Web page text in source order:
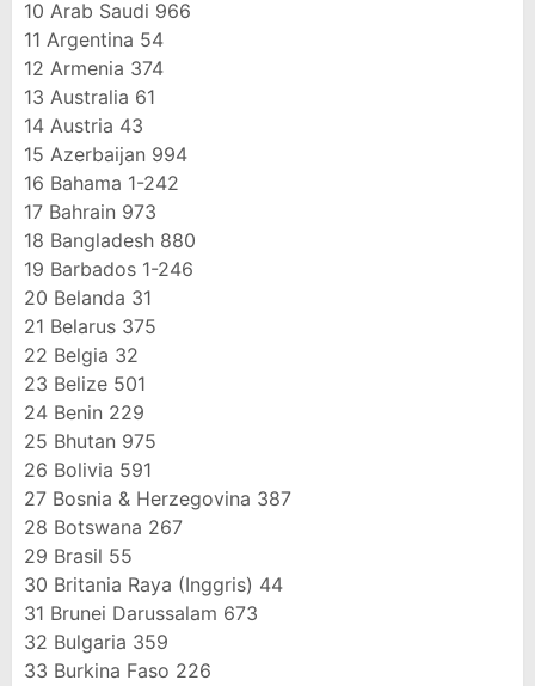
10 Arab Saudi 966
11 Argentina 54
12 Armenia 374
13 Australia 61
14 Austria 43
15 Azerbaijan 994
16 Bahama 1-242
17 Bahrain 973
18 Bangladesh 880
19 Barbados 1-246
20 Belanda 31
21 Belarus 375
22 Belgia 32
23 Belize 501
24 Benin 229
25 Bhutan 975
26 Bolivia 591
27 Bosnia & Herzegovina 387
28 Botswana 267
29 Brasil 55
30 Britania Raya (Inggris) 44
31 Brunei Darussalam 673
32 Bulgaria 359
33 Burkina Faso 226